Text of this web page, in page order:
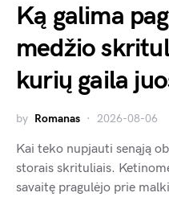
Ką galima
medžio
kurių gaila
by Romanas 2026-08-06
Kai teko nupjauti senąją
storais skrituliais.
savaitę pragulėjo prie